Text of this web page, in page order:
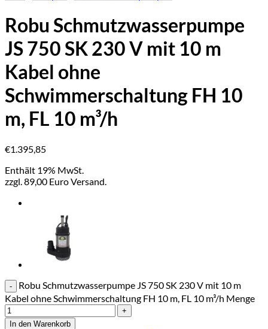
Robu Schmutzwasserpumpe
JS 750 SK 230 V mit 10 m
Kabel ohne
Schwimmerschaltung FH 10
m, FL 10 m³/h
€1.395,85
Enthält 19% MwSt.
zzgl. 89,00 Euro Versand.
Robu Schmutzwasserpumpe JS 750 SK 230 V mit 10 m
Kabel ohne Schwimmerschaltung FH 10 m, FL 10 m³/h Menge
In den Warenkorb